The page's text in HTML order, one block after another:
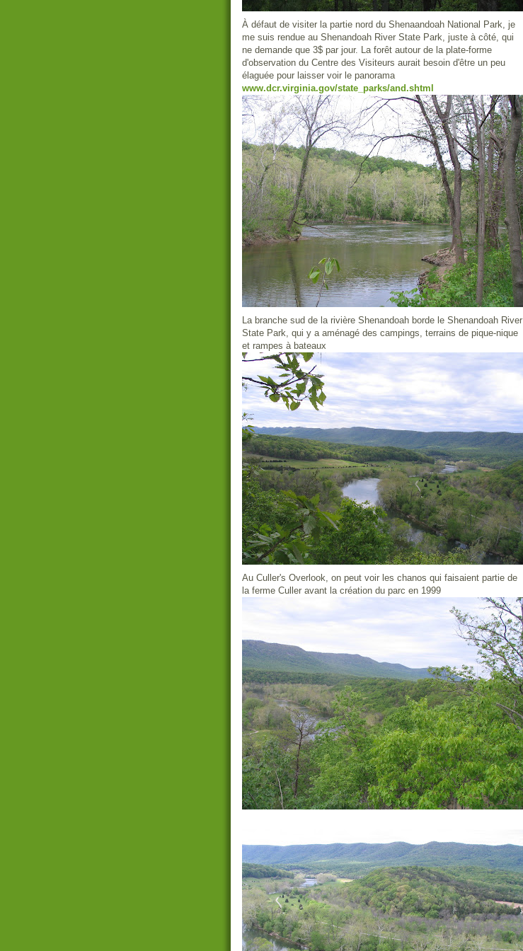
À défaut de visiter la partie nord du Shenaandoah National Park, je
me suis rendue au Shenandoah River State Park, juste à côté, qui
ne demande que 3$ par jour. La forêt autour de la plate-forme
d'observation du Centre des Visiteurs aurait besoin d'être un peu
élaguée pour laisser voir le panorama
www.dcr.virginia.gov/state_parks/and.shtml
La branche sud de la rivière Shenandoah borde le Shenandoah River
State Park, qui y a aménagé des campings, terrains de pique-nique
et rampes à bateaux
Au Culler's Overlook, on peut voir les chanos qui faisaient partie de
la ferme Culler avant la création du parc en 1999